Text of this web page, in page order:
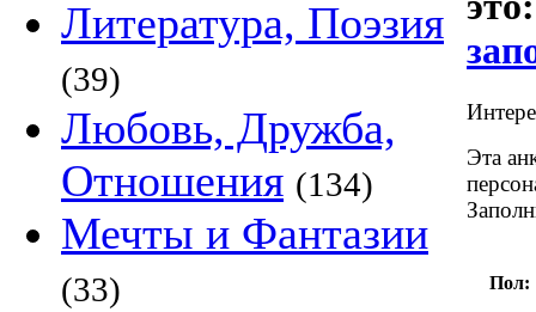
Литература, Поэзия
(39)
Любовь, Дружба,
Отношения (134)
Мечты и Фантазии
(33)
Эта
Пол: